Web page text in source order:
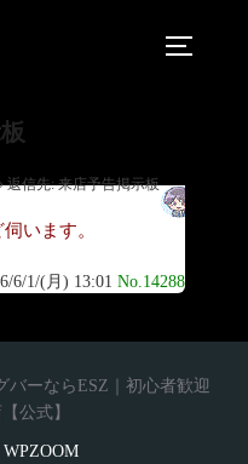
› 返信先: 来店予告掲示板
時
います。
6/1/(月) 13:01 No.14288
バーならESZ｜初心者歓迎
公式】
WPZOOM